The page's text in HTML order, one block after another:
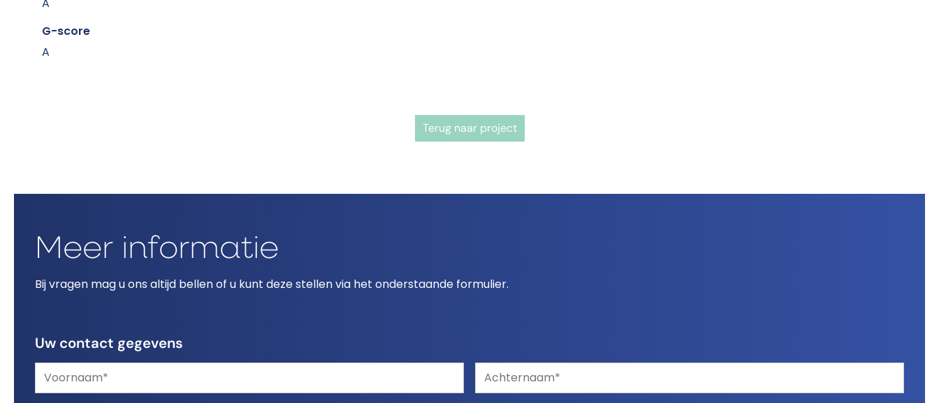
A
G-score
A
Terug naar project
Uw contact gegevens
Meer informatie
Bij vragen mag u ons altijd bellen of u kunt deze stellen via het onderstaande formulier.